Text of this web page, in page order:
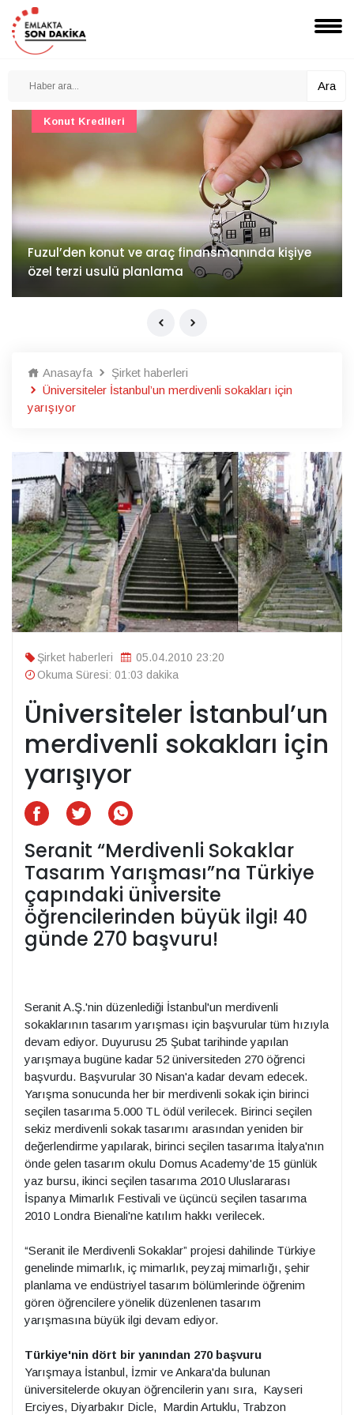
Ara
İv Kandilli'de yaşam yakında başlıyor
Konut Projeleri
Anasayfa
Şirket haberleri
Üniversiteler İstanbul’un merdivenli sokakları için
yarışıyor
Şirket haberleri
05.04.2010 23:20
Okuma Süresi: 01:03 dakika
Üniversiteler İstanbul’un
merdivenli sokakları için
yarışıyor
Seranit “Merdivenli Sokaklar
Tasarım Yarışması”na Türkiye
çapındaki üniversite
öğrencilerinden büyük ilgi! 40
günde 270 başvuru!
Seranit A.Ş.'nin düzenlediği İstanbul'un merdivenli
sokaklarının tasarım yarışması için başvurular tüm hızıyla
devam ediyor. Duyurusu 25 Şubat tarihinde yapılan
yarışmaya bugüne kadar 52 üniversiteden 270 öğrenci
başvurdu. Başvurular 30 Nisan'a kadar devam edecek.
Yarışma sonucunda her bir merdivenli sokak için birinci
seçilen tasarıma 5.000 TL ödül verilecek. Birinci seçilen
sekiz merdivenli sokak tasarımı arasından yeniden bir
değerlendirme yapılarak, birinci seçilen tasarıma İtalya'nın
önde gelen tasarım okulu Domus Academy'de 15 günlük
yaz bursu, ikinci seçilen tasarıma 2010 Uluslararası
İspanya Mimarlık Festivali ve üçüncü seçilen tasarıma
2010 Londra Bienali'ne katılım hakkı verilecek.
“Seranit ile Merdivenli Sokaklar” projesi dahilinde Türkiye
genelinde mimarlık, iç mimarlık, peyzaj mimarlığı, şehir
planlama ve endüstriyel tasarım bölümlerinde öğrenim
gören öğrencilere yönelik düzenlenen tasarım
yarışmasına büyük ilgi devam ediyor.
Türkiye'nin dört bir yanından 270 başvuru
Yarışmaya İstanbul, İzmir ve Ankara'da bulunan
üniversitelerde okuyan öğrencilerin yanı sıra, Kayseri
Erciyes, Diyarbakır Dicle, Mardin Artuklu, Trabzon